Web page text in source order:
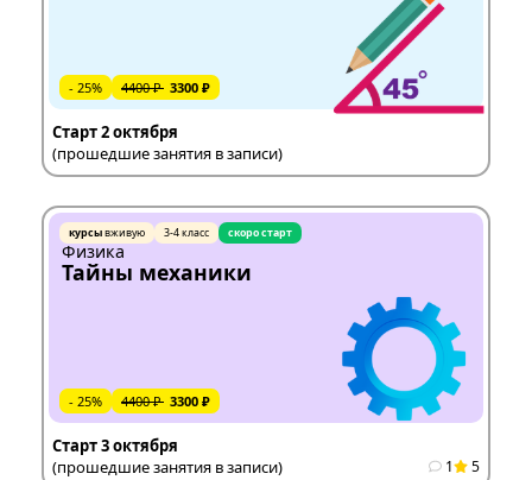
- 25% 4400 ₽ 3300 ₽
Старт 2 октября
(прошедшие занятия в записи)
курсывживую 3-4 класс скоро старт
Физика
Тайны механики
- 25% 4400 ₽ 3300 ₽
Старт 3 октября
(прошедшие занятия в записи)
1 5